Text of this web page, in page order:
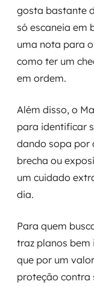
gosta bastante
só escaneia em
uma nota para
como ter um
em ordem.
Além disso, o
para identificar
dando sopa por
brecha ou
um cuidado
dia.
Para quem
traz planos bem
que por um
proteção contra